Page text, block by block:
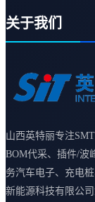
关于我们
山西英特丽专注
BOM代采、插件/波
务汽车电子、充电
新能源科技有限公